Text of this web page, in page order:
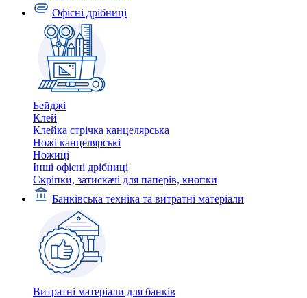
Офісні дрібниці
Бейджі
Клей
Клейка стрічка канцелярська
Ножі канцелярські
Ножиці
Інші офісні дрібниці
Скріпки, затискачі для паперів, кнопки
Банківська техніка та витратні матеріали
Витратні матеріали для банків